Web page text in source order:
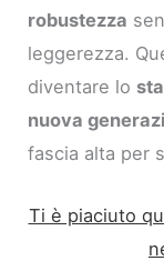
robustezza
leggerezza.
diventare lo
nuova
fascia alta per
Ti è piaciuto